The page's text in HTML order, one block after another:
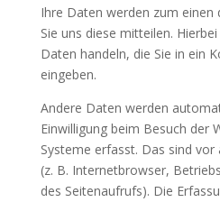
Ihre Daten werden zum einen
Sie uns diese mitteilen.
Daten handeln, die Sie in ein
eingeben.
Andere Daten werden
Einwilligung beim Besuch der
Systeme erfasst. Das sind
(z. B. Internetbrowser,
des Seitenaufrufs). Die